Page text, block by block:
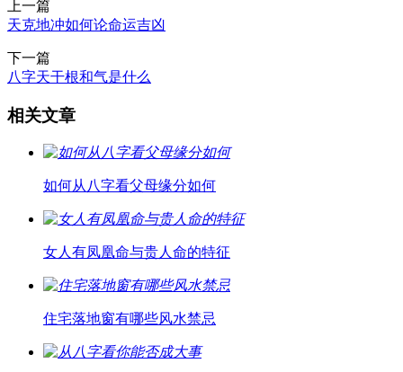
上一篇
天克地冲如何论命运吉凶
下一篇
八字天干根和气是什么
相关文章
如何从八字看父母缘分如何
女人有凤凰命与贵人命的特征
住宅落地窗有哪些风水禁忌